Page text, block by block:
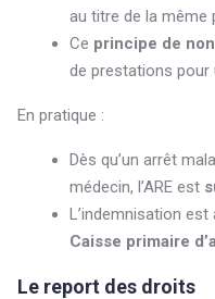
au titre de la même
Ce principe de
de prestations pour
En pratique :
Dès qu’un arrêt
médecin, l’ARE est
L’indemnisation
Caisse primaire
Le report des droits